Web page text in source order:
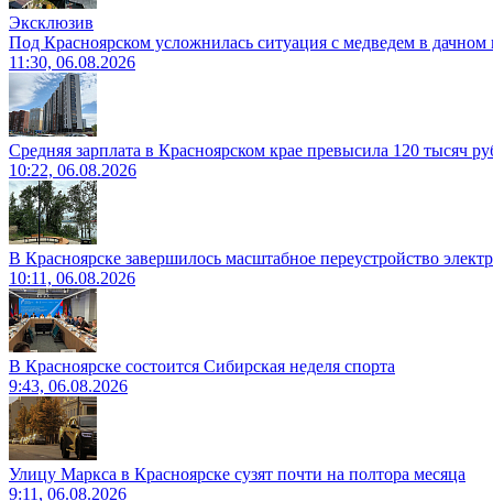
Эксклюзив
Под Красноярском усложнилась ситуация с медведем в дачном
11:30, 06.08.2026
Средняя зарплата в Красноярском крае превысила 120 тысяч
10:22, 06.08.2026
В Красноярске завершилось масштабное переустройство
10:11, 06.08.2026
В Красноярске состоится Сибирская неделя спорта
9:43, 06.08.2026
Улицу Маркса в Красноярске сузят почти на полтора месяца
9:11, 06.08.2026